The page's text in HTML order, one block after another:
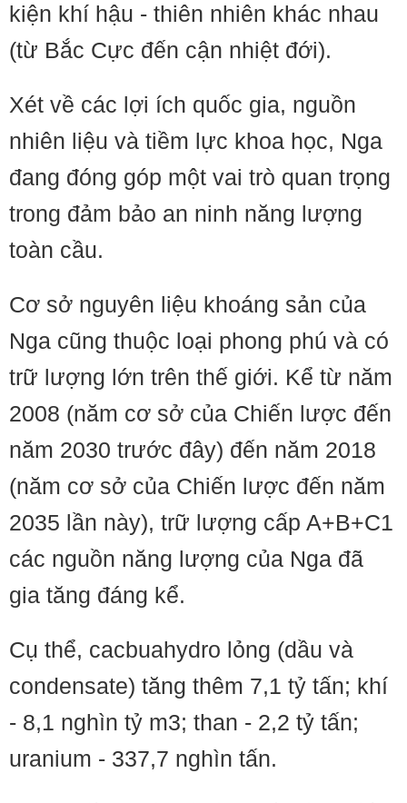
kiện khí hậu - thiên nhiên khác nhau
(từ Bắc Cực đến cận nhiệt đới).
Xét về các lợi ích quốc gia, nguồn
nhiên liệu và tiềm lực khoa học, Nga
đang đóng góp một vai trò quan trọng
trong đảm bảo an ninh năng lượng
toàn cầu.
Cơ sở nguyên liệu khoáng sản của
Nga cũng thuộc loại phong phú và có
trữ lượng lớn trên thế giới. Kể từ năm
2008 (năm cơ sở của Chiến lược đến
năm 2030 trước đây) đến năm 2018
(năm cơ sở của Chiến lược đến năm
2035 lần này), trữ lượng cấp A+B+C1
các nguồn năng lượng của Nga đã
gia tăng đáng kể.
Cụ thể, cacbuahydro lỏng (dầu và
condensate) tăng thêm 7,1 tỷ tấn; khí
- 8,1 nghìn tỷ m3; than - 2,2 tỷ tấn;
uranium - 337,7 nghìn tấn.